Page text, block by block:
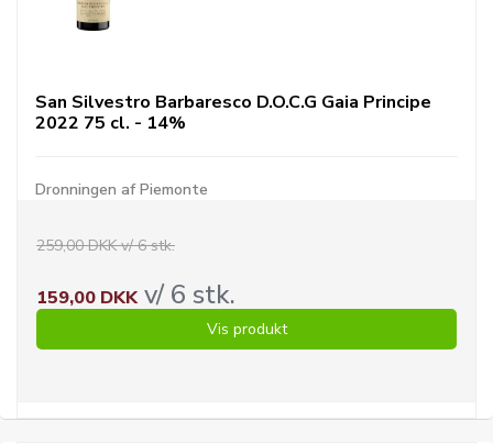
San Silvestro Barbaresco D.O.C.G Gaia Principe
2022 75 cl. - 14%
Dronningen af Piemonte
259,00 DKK v/ 6 stk.
159,00 DKKv/ 6 stk.
Vis produkt